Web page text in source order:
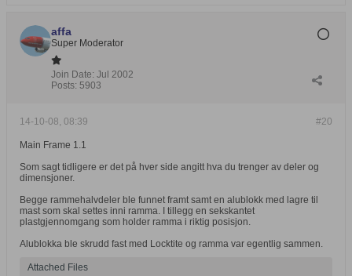
affa
Super Moderator
Join Date: Jul 2002
Posts: 5903
#20
14-10-08, 08:39
Main Frame 1.1
Som sagt tidligere er det på hver side angitt hva du trenger av deler og
dimensjoner.
Begge rammehalvdeler ble funnet framt samt en alublokk med lagre til
mast som skal settes inni ramma. I tillegg en sekskantet
plastgjennomgang som holder ramma i riktig posisjon.
Alublokka ble skrudd fast med Locktite og ramma var egentlig sammen.
Attached Files